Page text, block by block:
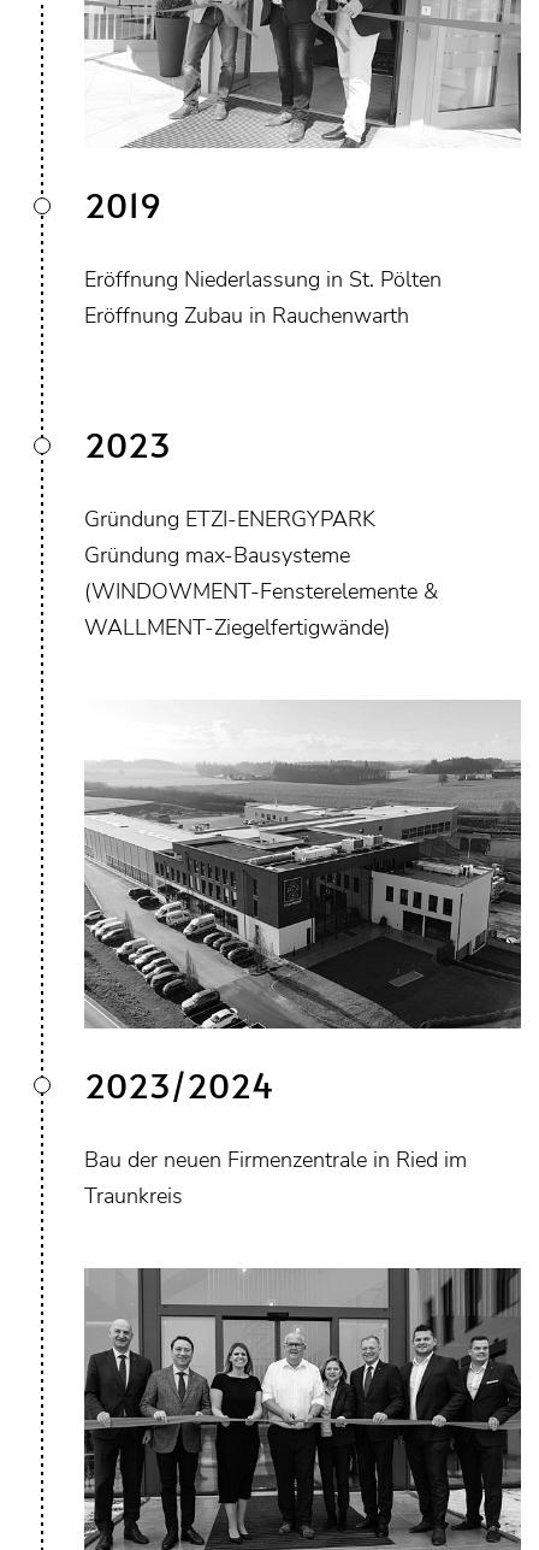
2019
Eröffnung Niederlassung in St. Pölten
Eröffnung Zubau in Rauchenwarth
2023
Gründung ETZI-ENERGYPARK
Gründung max-Bausysteme
(WINDOWMENT-Fensterelemente &
WALLMENT-Ziegelfertigwände)
2023/2024
Bau der neuen Firmenzentrale in Ried im
Traunkreis